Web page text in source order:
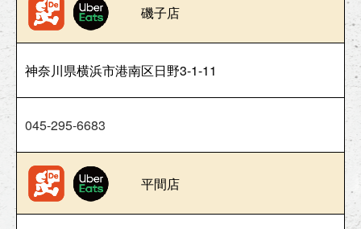
磯子店
神奈川県横浜市港南区日野3-1-11
045-295-6683
平間店